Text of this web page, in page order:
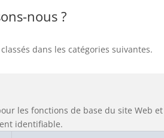
nous ?
dans les catégories suivantes.
les fonctions de base du site Web
identifiable.